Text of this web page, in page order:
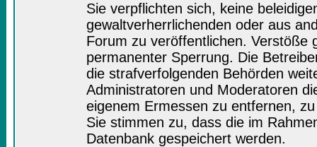
Sie verpflichten sich, keine
gewaltverherrlichenden oder aus
Forum zu veröffentlichen. Verstöße
permanenter Sperrung. Die
die strafverfolgenden Behörden
Administratoren und Moderatoren
eigenem Ermessen zu entfernen,
Sie stimmen zu, dass die im
Datenbank gespeichert werden.